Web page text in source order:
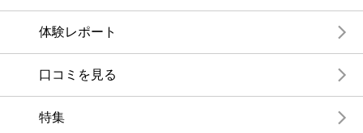
体験レポート
口コミを見る
特集